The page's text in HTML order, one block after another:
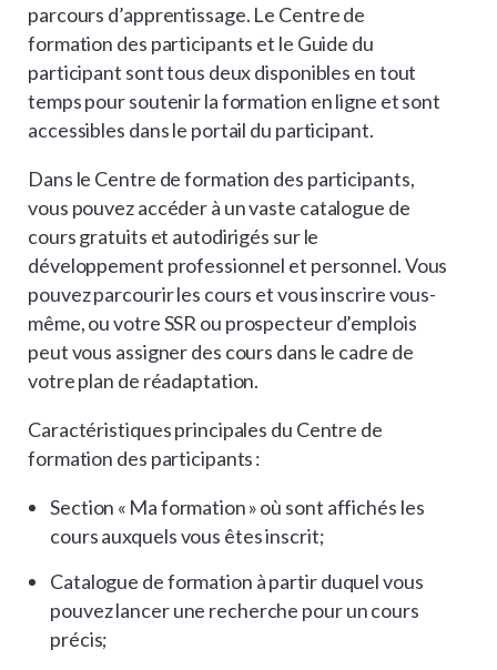
parcours d’apprentissage. Le Centre de
formation des participants et le Guide du
participant sont tous deux disponibles en tout
temps pour soutenir la formation en ligne et sont
accessibles dans le portail du participant.
Dans le Centre de formation des participants,
vous pouvez accéder à un vaste catalogue de
cours gratuits et autodirigés sur le
développement professionnel et personnel. Vous
pouvez parcourir les cours et vous inscrire vous-
même, ou votre SSR ou prospecteur d’emplois
peut vous assigner des cours dans le cadre de
votre plan de réadaptation.
Caractéristiques principales du Centre de
formation des participants :
Section « Ma formation » où sont affichés les
cours auxquels vous êtes inscrit;
Catalogue de formation à partir duquel vous
pouvez lancer une recherche pour un cours
précis;